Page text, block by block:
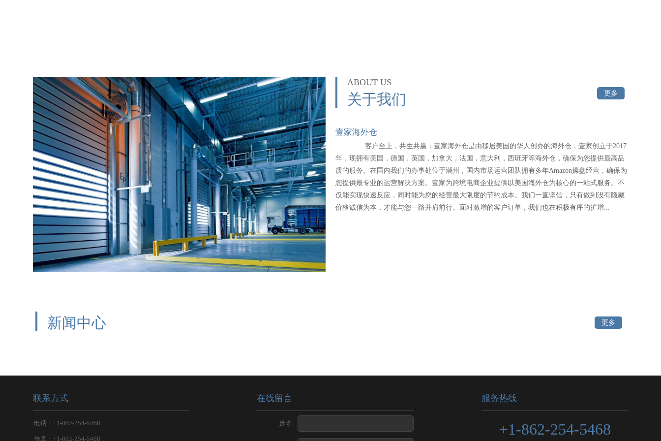
ABOUT US
关于我们 更多
壹家海外仓
客户至上，共生共赢：壹家海外仓是由移居美国的华人创办的海外仓，壹家创立于2017
年，现拥有美国，德国，英国，加拿大，法国，意大利，西班牙等海外仓，确保为您提供最高品
质的服务。在国内我们的办事处位于潮州，国内市场运营团队拥有多年Amazon操盘经营，确保为
您提供最专业的运营解决方案。壹家为跨境电商企业提供以美国海外仓为核心的一站式服务。不
仅能实现快速反应，同时能为您的经营最大限度的节约成本。我们一直坚信，只有做到没有隐藏
价格诚信为本，才能与您一路并肩前行。面对激增的客户订单，我们也在积极有序的扩增...
新闻中心 更多
联系方式
电话：+1-862-254-5468
传真：+1-862-254-5468
在线留言
姓名:
服务热线
+1-862-254-5468